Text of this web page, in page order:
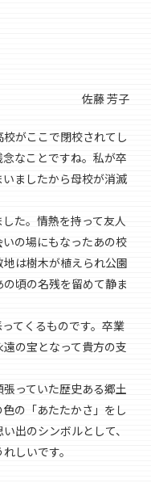
佐藤 芳子
がここで閉校されてし
なことですね。私が卒
ましたから母校が消滅
た。情熱を持って友人
の場にもなったあの校
は樹木が植えられ公園
頃の名残を留めて静ま
てくるものです。卒業
の宝となって貴方の支
っていた歴史ある郷土
の「あたたかさ」をし
出のシンボルとして、
しいです。